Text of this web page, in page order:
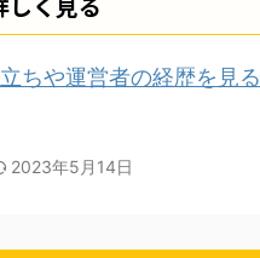
ちや運営者の経歴を見る
2023年5月14日